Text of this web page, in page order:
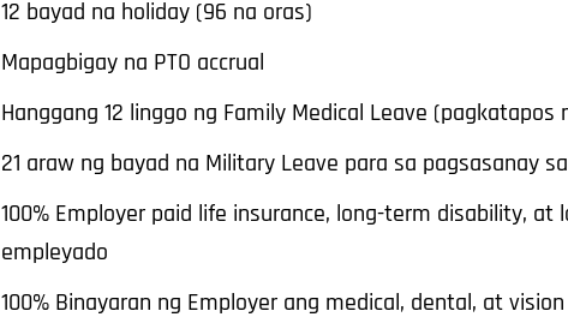
12 bayad na holiday (96 na oras)
Mapagbigay na PTO accrual
Hanggang 12 linggo ng Family Medical Leave
21 araw ng bayad na Military Leave para sa pagsasanay
100% Employer paid life insurance, long-term disability,
empleyado
100% Binayaran ng Employer ang medical, dental, at